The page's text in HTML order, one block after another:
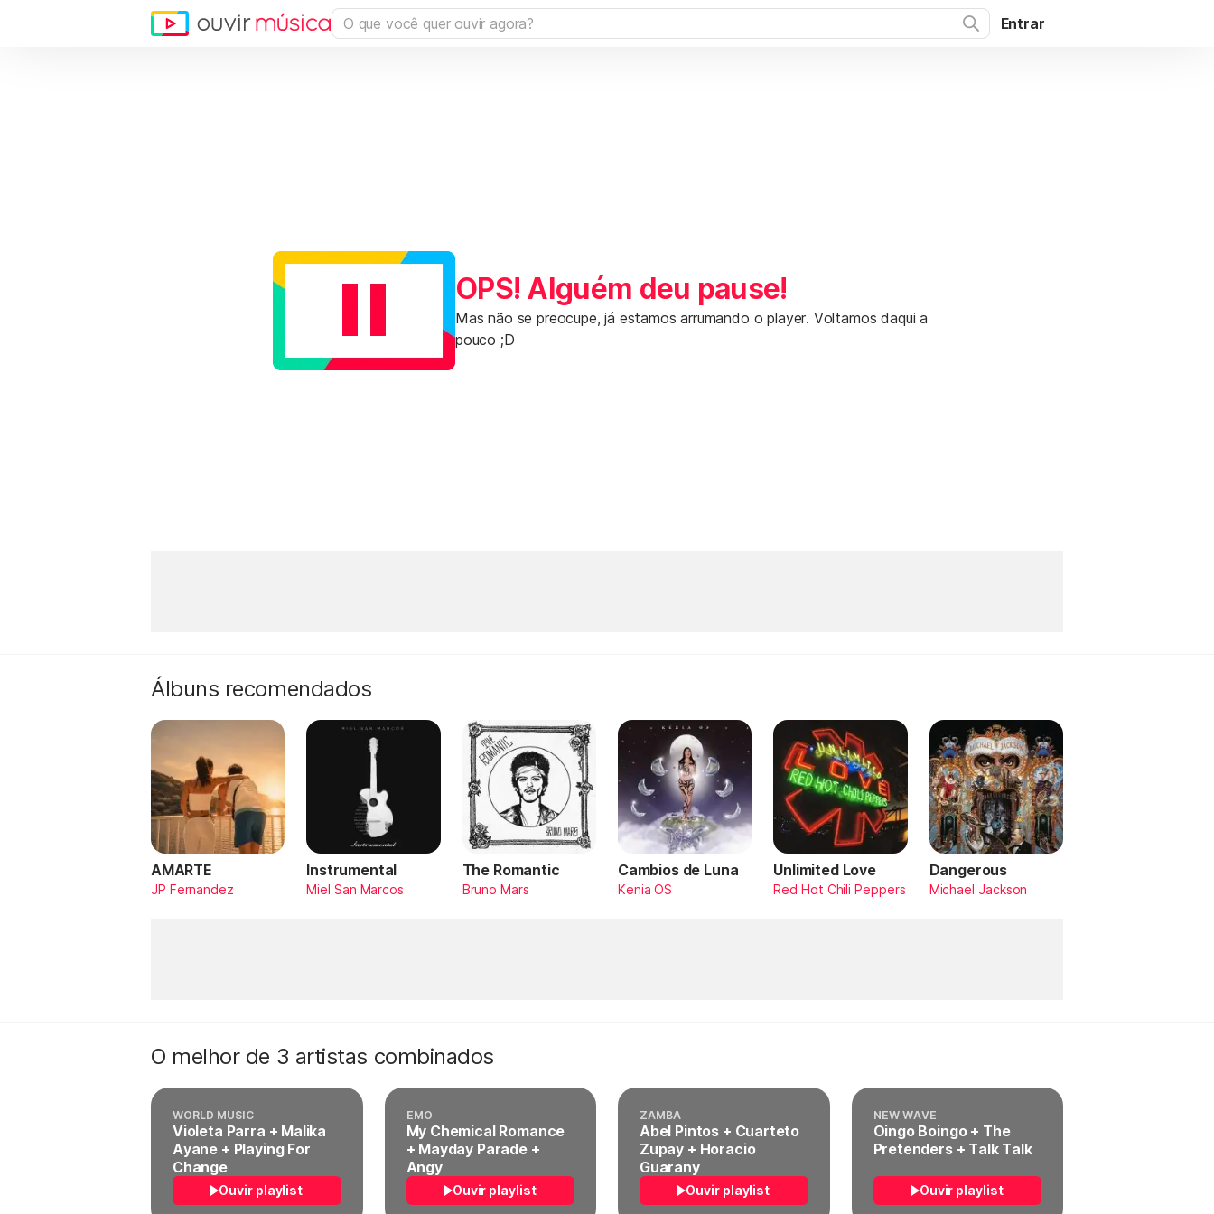
Entrar
OPS! Alguém deu pause!
Mas não se preocupe, já estamos arrumando o player. Voltamos daqui a
pouco ;D
Álbuns recomendados
AMARTE
JP Fernandez
Instrumental
Miel San Marcos
The Romantic
Bruno Mars
Cambios de Luna
Kenia OS
Unlimited Love
Red Hot Chili Peppers
Dangerous
Michael Jackson
O melhor de 3 artistas combinados
WORLD MUSIC
Violeta Parra + Malika
Ayane + Playing For
Change
Ouvir playlist
EMO
My Chemical Romance
+ Mayday Parade +
Angy
Ouvir playlist
ZAMBA
Abel Pintos + Cuarteto
Zupay + Horacio
Guarany
Ouvir playlist
NEW WAVE
Oingo Boingo + The
Pretenders + Talk Talk
Ouvir playlist